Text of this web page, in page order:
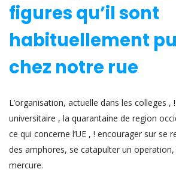
figures qu’il sont
habituellement
chez notre rue
L’organisation, actuelle dans les colleges ,
universitaire , la quarantaine de region
ce qui concerne l’UE , ! encourager sur se
des amphores, se catapulter un operation,
mercure.